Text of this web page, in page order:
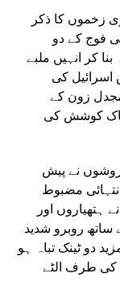
زخموں کا ذکر
فوج کے دو
کر انہیں ملبے
اسرائیل کی
زون کے
کوشش کی
نے پیش
مضبوط
ہتھیاروں اور
ساتھ روبرو شدید
دو ٹینک تباہ ہو
کی طرف الٹے